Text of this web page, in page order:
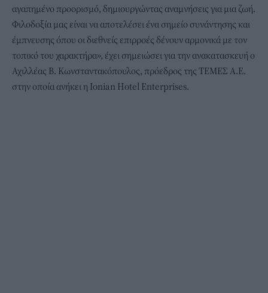
αγαπημένο προορισμό, δημιουργώντας αναμνήσεις για μια ζωή.
Φιλοδοξία μας είναι να αποτελέσει ένα σημείο συνάντησης και
έμπνευσης όπου οι διεθνείς επιρροές δένουν αρμονικά με τον
τοπικό του χαρακτήρα», έχει σημειώσει για την ανακατασκευή ο
Αχιλλέας Β. Κωνσταντακόπουλος, πρόεδρος της TEMEΣ Α.Ε.
στην οποία ανήκει η Ionian Hotel Enterprises.